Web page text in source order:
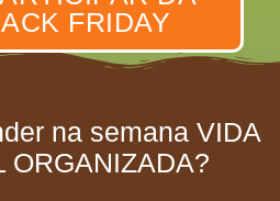
FRIDAY
na semana VIDA
ORGANIZADA?